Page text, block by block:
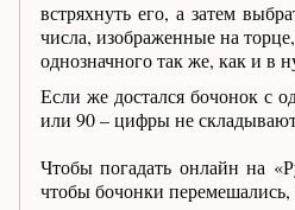
встряхнуть его, а затем
числа, изображенные на
однозначного так же, как и в
Если же достался бочонок с
или 90 – цифры не
Чтобы погадать онлайн на
чтобы бочонки